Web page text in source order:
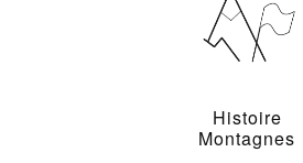
Histoire
Montagnes